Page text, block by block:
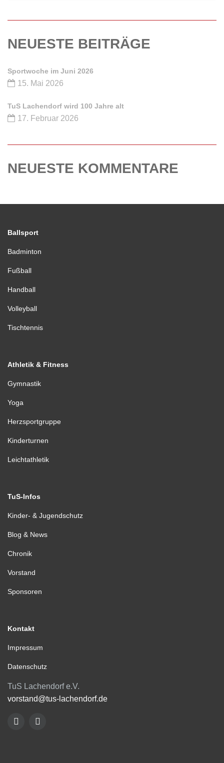
NEUESTE BEITRÄGE
Sportwoche im Juni 2026
15. Mai 2026
TuS Lachendorf wird 100 Jahre alt
17. Februar 2026
NEUESTE KOMMENTARE
Ballsport
Badminton
Fußball
Handball
Volleyball
Tischtennis
Athletik & Fitness
Gymnastik
Yoga
Herzsportgruppe
Kinderturnen
Leichtathletik
TuS-Infos
Kinder- & Jugendschutz
Blog & News
Chronik
Vorstand
Sponsoren
Kontakt
Impressum
Datenschutz
TuS Lachendorf e.V.
vorstand@tus-lachendorf.de